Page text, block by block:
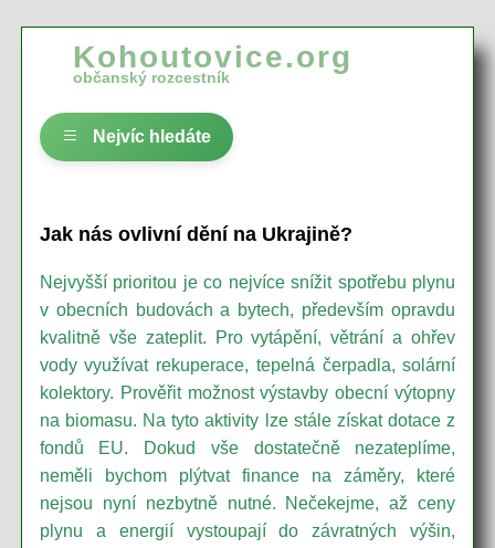
Kohoutovice.org
občanský rozcestník
Nejvíc hledáte
Jak nás ovlivní dění na Ukrajině?
Nejvyšší prioritou je co nejvíce snížit spotřebu plynu
v obecních budovách a bytech, především opravdu
kvalitně vše zateplit. Pro vytápění, větrání a ohřev
vody využívat rekuperace, tepelná čerpadla, solární
kolektory. Prověřit možnost výstavby obecní výtopny
na biomasu. Na tyto aktivity lze stále získat dotace z
fondů EU. Dokud vše dostatečně nezateplíme,
neměli bychom plýtvat finance na záměry, které
nejsou nyní nezbytně nutné. Nečekejme, až ceny
plynu a energií vystoupají do závratných výšin,